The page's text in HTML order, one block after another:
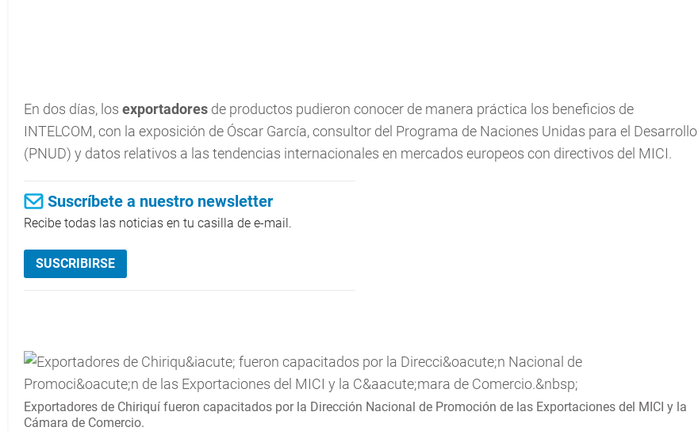
En dos días, los exportadores de productos pudieron conocer de manera práctica los beneficios de
INTELCOM, con la exposición de Óscar García, consultor del Programa de Naciones Unidas para el Desarrollo
(PNUD) y datos relativos a las tendencias internacionales en mercados europeos con directivos del MICI.
Suscríbete a nuestro newsletter
Recibe todas las noticias en tu casilla de e-mail.
SUSCRIBIRSE
Exportadores de Chiriquí fueron capacitados por la Dirección Nacional de Promoción de las Exportaciones del MICI y la
Cámara de Comercio.